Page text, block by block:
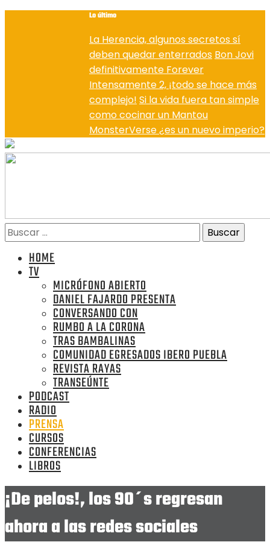
Lo último
La Herencia, algunos secretos sí
deben quedar enterrados Bon Jovi
definitivamente Forever
Intensamente 2, ¡todo se hace más
complejo! Si la vida fuera tan simple
como cocinar un Mantou
MonsterVerse ¿es un nuevo imperio?
HOME
TV
MICRÓFONO ABIERTO
DANIEL FAJARDO PRESENTA
CONVERSANDO CON
RUMBO A LA CORONA
TRAS BAMBALINAS
COMUNIDAD EGRESADOS IBERO PUEBLA
REVISTA RAYAS
TRANSEÚNTE
PODCAST
RADIO
PRENSA
CURSOS
CONFERENCIAS
LIBROS
¡De pelos!, los 90´s regresan
ahora a las redes sociales